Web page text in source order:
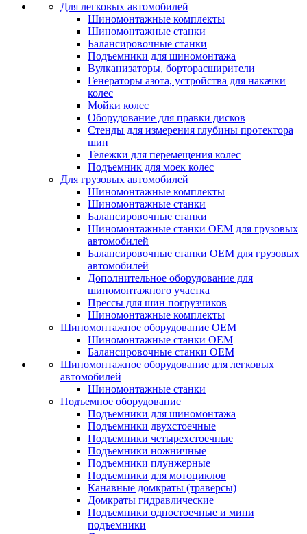
Для легковых автомобилей
Шиномонтажные комплекты
Шиномонтажные станки
Балансировочные станки
Подъемники для шиномонтажа
Вулканизаторы, борторасширители
Генераторы азота, устройства для накачки
колес
Мойки колес
Оборудование для правки дисков
Стенды для измерения глубины протектора
шин
Тележки для перемещения колес
Подъемник для моек колеc
Для грузовых автомобилей
Шиномонтажные комплекты
Шиномонтажные станки
Балансировочные станки
Шиномонтажные станки ОЕМ для грузовых
автомобилей
Балансировочные станки ОЕМ для грузовых
автомобилей
Дополнительное оборудование для
шиномонтажного участка
Прессы для шин погрузчиков
Шиномонтажные комплекты
Шиномонтажное оборудование ОЕМ
Шиномонтажные станки ОЕМ
Балансировочные станки ОЕМ
Шиномонтажное оборудование для легковых
автомобилей
Шиномонтажные станки
Подъемное оборудование
Подъемники для шиномонтажа
Подъемники двухстоечные
Подъемники четырехстоечные
Подъемники ножничные
Подъемники плунжерные
Подъемники для мотоциклов
Канавные домкраты (траверсы)
Домкраты гидравлические
Подъемники одностоечные и мини
подъемники